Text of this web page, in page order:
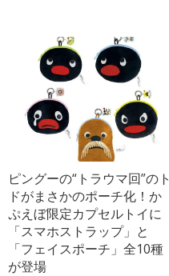
ピングーの“トラウマ回”のト
ドがまさかのポーチ化！か
ぷえぼ限定カプセルトイに
「スマホストラップ」と
「フェイスポーチ」全10種
が登場